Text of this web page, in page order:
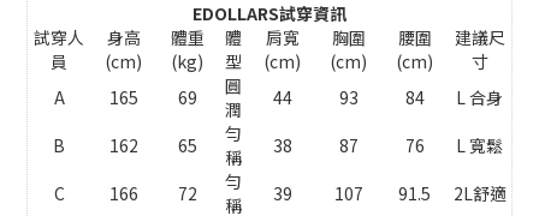
EDOLLARS試穿資訊
試穿人
員
身高
(cm)
體重
(kg)
體
型
肩寬
(cm)
胸圍
(cm)
腰圍
(cm)
建議尺
寸
A
165 69
圓
潤
44 93 84
L 合身
B
162 65
勻
稱
38 87 76
L 寬鬆
C
166 72
勻
稱
39 107 91.5
2L舒適